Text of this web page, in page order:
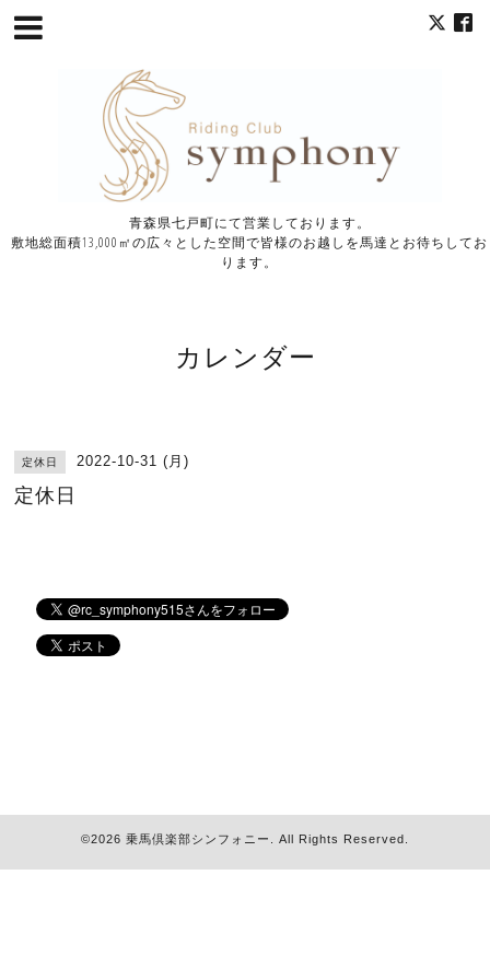
青森県七戸町にて営業しております。
敷地総面積13,000㎡の広々とした空間で皆様のお越しを馬達とお待ちしてお
ります。
カレンダー
定休日 2022-10-31 (月)
定休日
©2026 乗馬倶楽部シンフォニー . All Rights Reserved.